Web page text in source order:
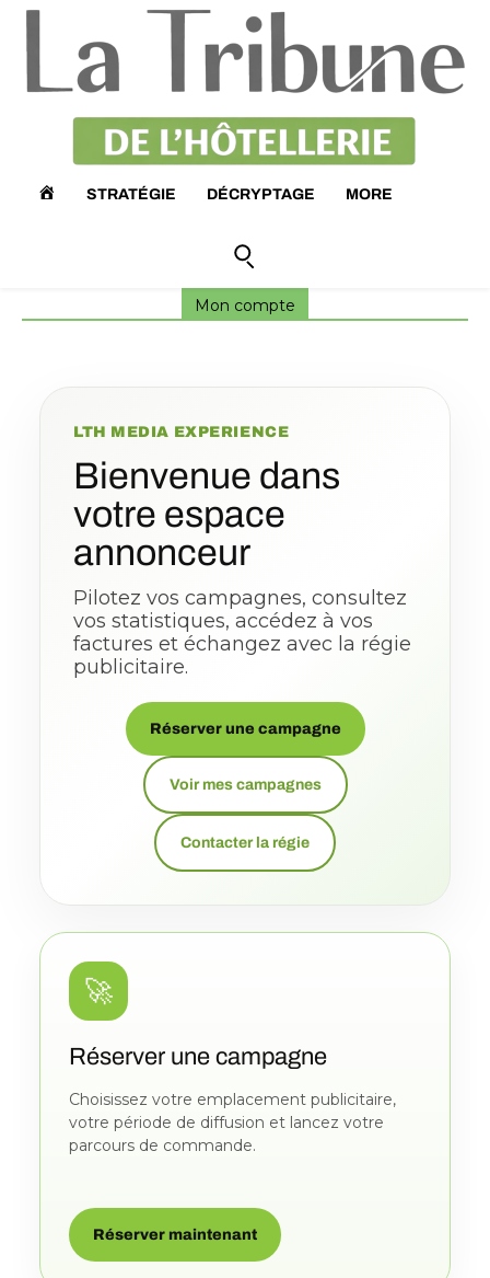
STRATÉGIE DÉCRYPTAGE MORE
Mon compte
LTH MEDIA EXPERIENCE
Bienvenue dans
votre espace
annonceur
Pilotez vos campagnes, consultez
vos statistiques, accédez à vos
factures et échangez avec la régie
publicitaire.
Réserver une campagne
Voir mes campagnes
Contacter la régie
🚀
Réserver une campagne
Choisissez votre emplacement publicitaire,
votre période de diffusion et lancez votre
parcours de commande.
Réserver maintenant